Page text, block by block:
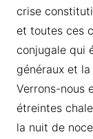
crise
et toutes ces
conjugale qui
généraux et
Verrons-nous
étreintes
la nuit de